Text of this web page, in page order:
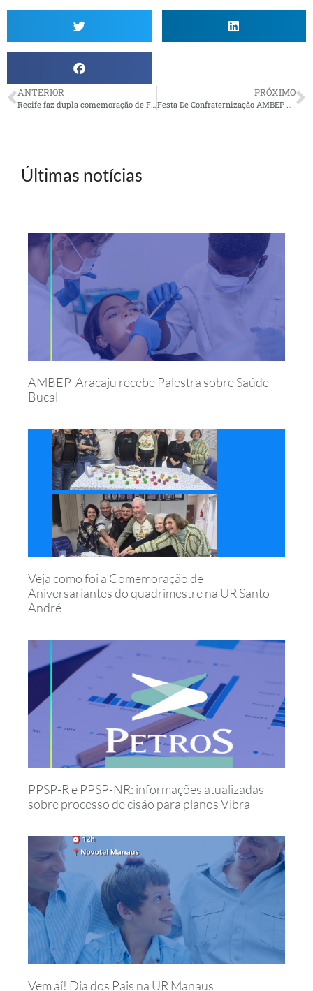
ANTERIOR
Recife faz dupla comemoração de Fim de Ano
PRÓXIMO
Festa De Confraternização AMBEP Campos 2019
Últimas notícias
AMBEP-Aracaju recebe Palestra sobre Saúde
Bucal
Veja como foi a Comemoração de
Aniversariantes do quadrimestre na UR Santo
André
PPSP-R e PPSP-NR: informações atualizadas
sobre processo de cisão para planos Vibra
Vem aí! Dia dos Pais na UR Manaus